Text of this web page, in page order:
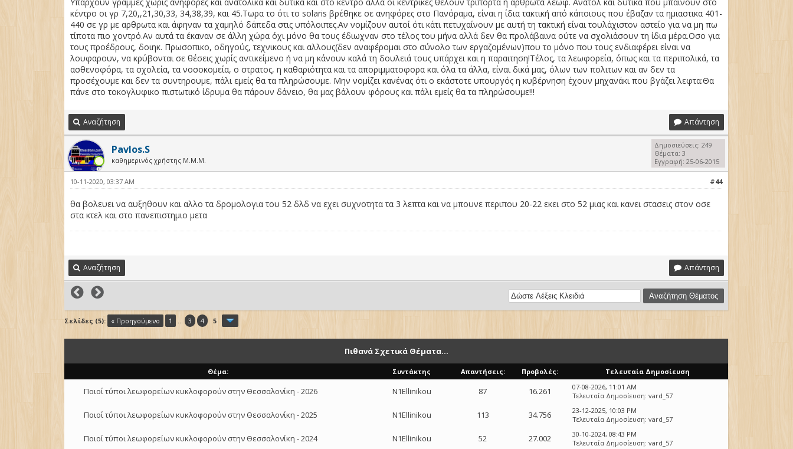
κέντρο οι γρ 7,20,,21,30,33, 34,38,39, και 45.Τωρα το ότι το solaris βρέθηκε σε ανηφόρες στο Πανόραμα, είναι η ίδια τακτική από κάποιους που έβαζαν τα ημιαστικα 401-
440 σε γρ με αρθρωτα και άφηναν τα χαμηλό δάπεδα στις υπόλοιπες.Αν νομίζουν αυτοί ότι κάτι πετυχαίνουν με αυτή τη τακτική είναι τουλάχιστον αστείο για να μη πω
τίποτα πιο χοντρό.Αν αυτά τα έκαναν σε άλλη χώρα όχι μόνο θα τους έδιωχναν στο τέλος του μήνα αλλά δεν θα προλάβαινα ούτε να σχολιάσουν τη ίδια μέρα.Οσο για
τους προέδρους, δοιηκ. Πρωσοπικο, οδηγούς, τεχνικους και αλλους(δεν αναφέρομαι στο σύνολο των εργαζομένων)που το μόνο που τους ενδιαφέρει είναι να
λουφαρουν, να κρύβονται σε θέσεις χωρίς αντικείμενο ή να μη κάνουν καλά τη δουλειά τους υπάρχει και η παραιτηση!Τέλος, τα λεωφορεία, όπως και τα περιπολικά, τα
ασθενοφόρα, τα σχολεία, τα νοσοκομεία, ο στρατος, η καθαριότητα και τα αποριμματοφορα και όλα τα άλλα, είναι δικά μας, όλων των πολιτων και αν δεν τα
προσέχουμε και δεν τα συντηρουμε, πάλι εμείς θα τα πληρώσουμε. Μην νομίζει κανένας ότι ο εκάστοτε υπουργός η κυβέρνηση έχουν μηχανάκι που βγάζει λεφτα:Θα
πάνε στο τοκογλυφικο πιστωτικό ίδρυμα θα πάρουν δάνειο, θα μας βάλουν φόρους και πάλι εμείς θα τα πληρώσουμε!!!
Αναζήτηση Απάντηση
Pavlos.S
καθημερινός χρήστης Μ.Μ.Μ.
Δημοσιεύσεις: 249
Θέματα: 3
Εγγραφή: 25-06-2015
#44
10-11-2020, 03:37 AM
θα βολευει να αυξηθουν και αλλο τα δρομολογια του 52 δλδ να εχει συχνοτητα τα 3 λεπτα και να μπουνε περιπου 20-22 εκει στο 52 μιας και κανει στασεις στον οσε
στα κτελ και στο πανεπιστημιο μετα
Αναζήτηση Απάντηση
Σελίδες (5): « Προηγούμενο 1 ... 3 4 5
Πιθανά Σχετικά Θέματα...
Θέμα: Συντάκτης Απαντήσεις: Προβολές: Τελευταία Δημοσίευση
Ποιοί τύποι λεωφορείων κυκλοφορούν στην Θεσσαλονίκη - 2026 N1Ellinikou 87 16.261
07-08-2026, 11:01 AM
Τελευταία Δημοσίευση:vard_57
Ποιοί τύποι λεωφορείων κυκλοφορούν στην Θεσσαλονίκη - 2025 N1Ellinikou 113 34.756
23-12-2025, 10:03 PM
Τελευταία Δημοσίευση:vard_57
Ποιοί τύποι λεωφορείων κυκλοφορούν στην Θεσσαλονίκη - 2024 N1Ellinikou 52 27.002
30-10-2024, 08:43 PM
Τελευταία Δημοσίευση:vard_57